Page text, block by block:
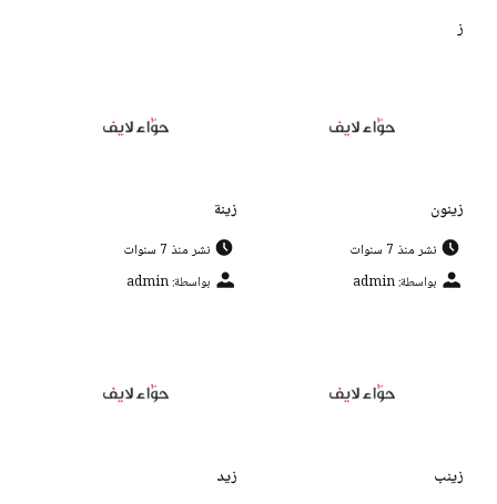
ز
زينون
نشر منذ 7 سنوات
بواسطة: admin
زينة
نشر منذ 7 سنوات
بواسطة: admin
زينب زيد